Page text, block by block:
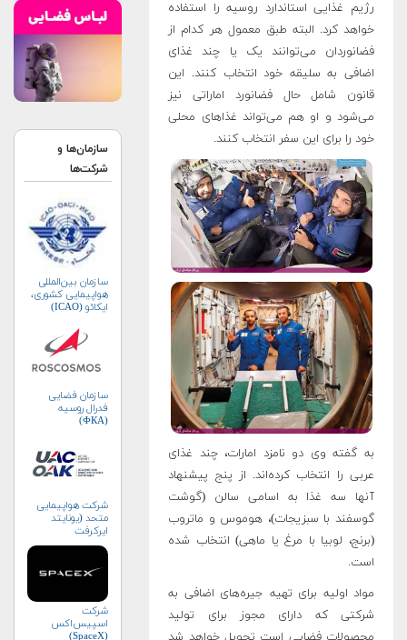
رژیم غذایی استاندارد روسیه را استفاده
خواهد کرد. البته طبق معمول هر کدام از
فضانوردان می‌توانند یک یا چند غذای
اضافی به سلیقه خود انتخاب کنند. این
قانون شامل حال فضانورد اماراتی نیز
می‌شود و او هم می‌تواند غذاهای محلی
خود را برای این سفر انتخاب کنند.
به گفته وی دو نامزد امارات، چند غذای
عربی را انتخاب کرده‌اند. از پنج پیشنهاد
آنها سه غذا به اسامی سالن (گوشت
گوسفند با سبزیجات)، هوموس و ماتروب
(برنج، لوبیا با مرغ یا ماهی) انتخاب شده
است.
مواد اولیه برای تهیه جیره‌های اضافی به
شرکتی که دارای مجوز برای تولید
سازمان‌ها و
شرکت‌ها
سازمان بین‌المللی
هواپیمایی کشوری،
ایکائو (ICAO)
سازمان فضایی
فدرال روسیه
(ФКА)
شرکت هواپیمایی
متحد (یونایتد
ایرکرفت
کورپوریشن)
شرکت
اسپیس‌اکس
(SpaceX)